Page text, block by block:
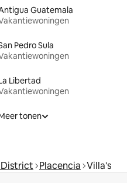
Guatemala
Pedro Sula
Libertad
tonen
District Placencia Villa's